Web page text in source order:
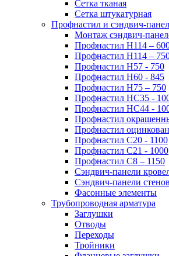
Сетка тканая
Сетка штукатурная
Профнастил и сэндвич-
Монтаж сэндвич-
Профнастил Н114 –
Профнастил Н114 –
Профнастил Н57 - 750
Профнастил Н60 - 845
Профнастил Н75 – 750
Профнастил НС35 -
Профнастил НС44 -
Профнастил
Профнастил
Профнастил С20 - 1100
Профнастил С21 - 1000
Профнастил С8 – 1150
Сэндвич-панели
Сэндвич-панели
Фасонные элементы
Трубопроводная арматура
Заглушки
Отводы
Переходы
Тройники